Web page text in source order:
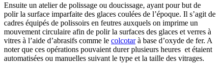
Ensuite un atelier de polissage ou doucissage, ayant pour but de
polir la surface imparfaite des glaces coulées de l’époque. Il s’agit de
cadres équipés de polissoirs en feutres auxquels on imprime un
mouvement circulaire afin de polir la surfaces des glaces et verres à
vitres à l’aide d’abrasifs comme le colcotarà base d’oxyde de fer. A
noter que ces opérations pouvaient durer plusieurs heures et étaient
automatisées ou manuelles suivant le type et la taille des vitrages.